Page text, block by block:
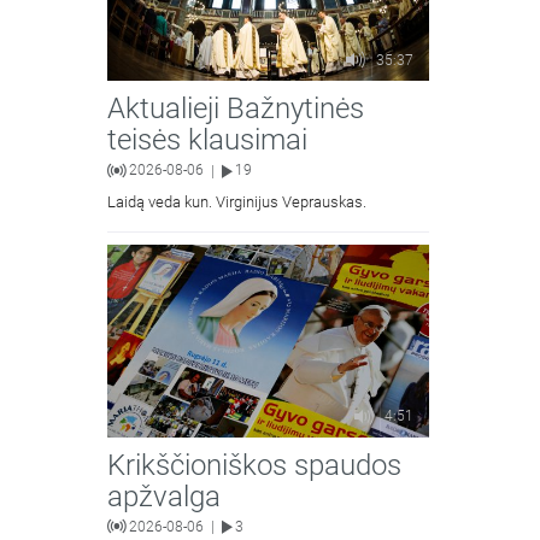
35:37
Aktualieji Bažnytinės
teisės klausimai
2026-08-06 19
Laidą veda kun. Virginijus Veprauskas.
4:51
Krikščioniškos spaudos
apžvalga
2026-08-06 3